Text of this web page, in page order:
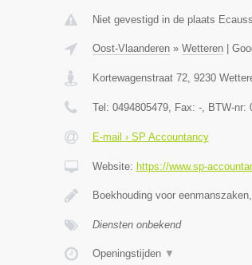
Niet gevestigd in de plaats
Oost-Vlaanderen» Wetteren|
Kortewagenstraat 72, 9230
Tel: 0494805479, Fax: -, BTW-nr:
E-mail › SP Accountancy
Website: https://www.sp-
Boekhouding voor
Diensten onbekend
Openingstijden ▼